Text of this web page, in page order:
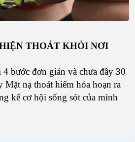
THOÁT KHỎI NƠI
bước đơn giản và chưa đầy 30
Mặt nạ thoát hiểm hỏa hoạn ra
kể cơ hội sống sót của mình